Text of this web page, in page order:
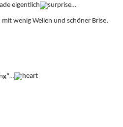
eigentlich
…
wenig Wellen und schöner Brise,